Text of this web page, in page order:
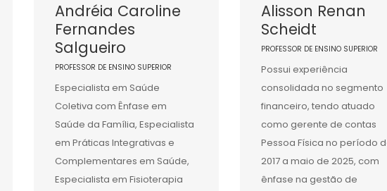
Andréia Caroline
Fernandes
Salgueiro
PROFESSOR DE ENSINO SUPERIOR
Especialista em Saúde
Coletiva com Ênfase em
Saúde da Família, Especialista
em Práticas Integrativas e
Complementares em Saúde,
Especialista em Fisioterapia
Alisson Renan
Scheidt
PROFESSOR DE ENSINO SUPERIOR
Possui experiência
consolidada no segmento
financeiro, tendo atuado
como gerente de contas
Pessoa Física no período
2017 a maio de 2025, com
ênfase na gestão de